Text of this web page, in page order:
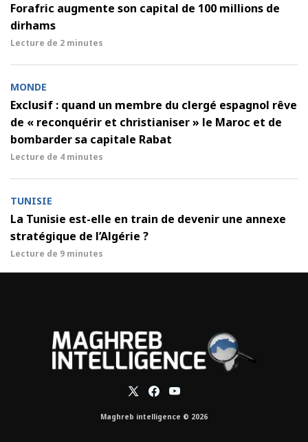
Forafric augmente son capital de 100 millions de
dirhams
Lecture de 2 minutes
MONDE
Exclusif : quand un membre du clergé espagnol rêve
de « reconquérir et christianiser » le Maroc et de
bombarder sa capitale Rabat
Lecture de 4 minutes
TUNISIE
La Tunisie est-elle en train de devenir une annexe
stratégique de l’Algérie ?
Lecture de 9 minutes
Maghreb intelligence © 2026